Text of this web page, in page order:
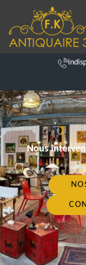
Nous